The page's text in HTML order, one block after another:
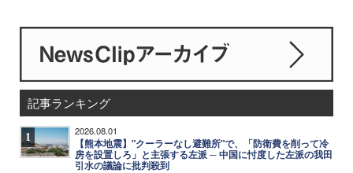
記事ランキング
1 2026.08.01
【熊本地震】"クーラーなし避難所"で、「防衛費を削って冷
房を設置しろ」と主張する左派 ─ 中国に忖度した左派の我田
引水の議論に批判殺到